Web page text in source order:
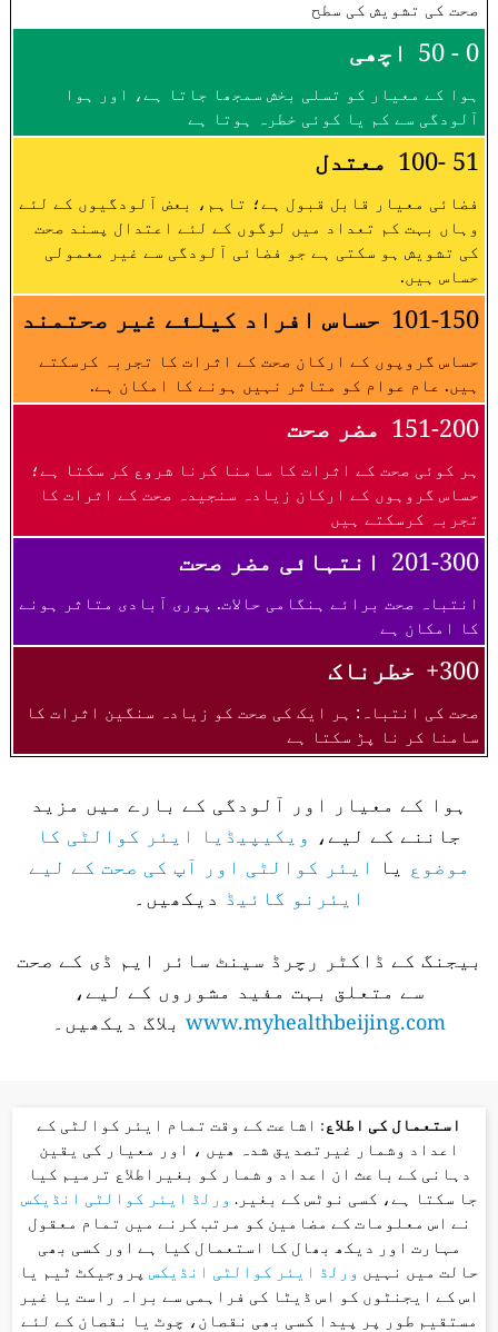
صحت کی تشویش کی سطح
0 - 50 اچھی
ہوا کے معیار کو تسلی بخش سمجھا جاتا ہے، اور ہوا
آلودگی سے کم یا کوئی خطرہ ہوتا ہے
51 -100 معتدل
فضائی معیار قابل قبول ہے؛ تاہم، بعض آلودگیوں کے لئے
وہاں بہت کم تعداد میں لوگوں کے لئے اعتدال پسند صحت
کی تشویش ہو سکتی ہے جو فضائی آلودگی سے غیر معمولی
حساس ہیں.
101-150 حساس افراد کیلئے غیر صحتمند
حساس گروپوں کے ارکان صحت کے اثرات کا تجربہ کرسکتے
ہیں. عام عوام کو متاثر نہیں ہونے کا امکان ہے.
151-200 مضر صحت
ہر کوئی صحت کے اثرات کا سامنا کرنا شروع کر سکتا ہے؛
حساس گروہوں کے ارکان زیادہ سنجیدہ صحت کے اثرات کا
تجربہ کرسکتے ہیں
201-300 انتہائی مضر صحت
انتباہ صحت برائے ہنگامی حالات. پوری آبادی متاثر ہونے
کا امکان ہے
300+ خطرناک
صحت کی انتباہ: ہر ایک کی صحت کو زیادہ سنگین اثرات کا
سامنا کر نا پڑ سکتا ہے
ہوا کے معیار اور آلودگی کے بارے میں مزید
جاننے کے لیے، ویکیپیڈیا ایئر کوالٹی کا
موضوع یا
ایئر کوالٹی اور آپ کی صحت کے لیے
ایئرنو گائیڈ دیکھیں۔
بیجنگ کے ڈاکٹر رچرڈ سینٹ سائر ایم ڈی کے صحت
سے متعلق بہت مفید مشوروں کے لیے،
www.myhealthbeijing.com بلاگ دیکھیں۔
استعمال کی اطلاع: اشاعت کے وقت تمام ایئر کوالٹی کے
اعداد وشمار غیرتصدیق شدہ ھیں ، اور معیار کی یقین
دہانی کے باعث ان اعداد و شمار کو بغیراطلاع ترمیم کیا
جا سکتا ہے، کسی نوٹس کے بغیر. ورلڈ ایئر کوالٹی انڈیکس
نے اس معلومات کے مضامین کو مرتب کرنے میں تمام معقول
مہارت اور دیکھ بھال کا استعمال کیا ہے اور کسی بھی
حالت میں نہیں ورلڈ ایئر کوالٹی انڈیکس پروجیکٹ ٹیم یا
اس کے ایجنٹوں کو اس ڈیٹا کی فراہمی سے براہ راست یا غیر
مستقیم طور پر پیدا کسی بھی نقصان، چوٹ یا نقصان کے لئے